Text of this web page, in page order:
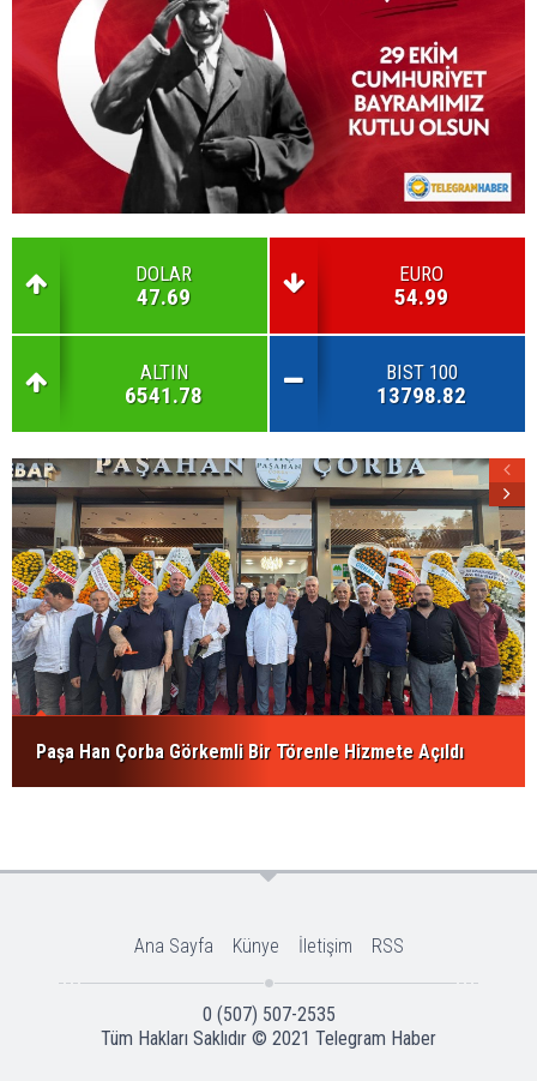
DOLAR
47.69
EURO
54.99
ALTIN
6541.78
BIST 100
13798.82
Paşa Han Çorba Görkemli Bir Törenle Hizmete Açıldı
Ana Sayfa Künye İletişim RSS
0 (507) 507-2535
Tüm Hakları Saklıdır © 2021 Telegram Haber